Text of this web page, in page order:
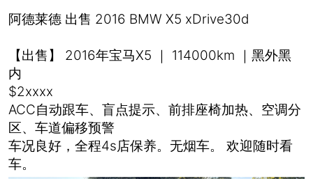
阿德莱德 出售 2016 BMW X5 xDrive30d
【出售】 2016年宝马X5 ｜ 114000km ｜黑外黑
内
$2xxxx
ACC自动跟车、盲点提示、前排座椅加热、空调分
区、车道偏移预警
车况良好，全程4s店保养。无烟车。 欢迎随时看
车。